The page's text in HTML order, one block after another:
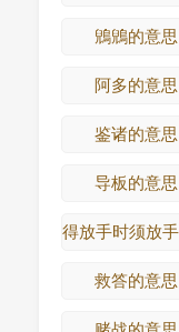
鶂鶂的意思
阿多的意思
鉴诸的意思
导板的意思
救答的意思